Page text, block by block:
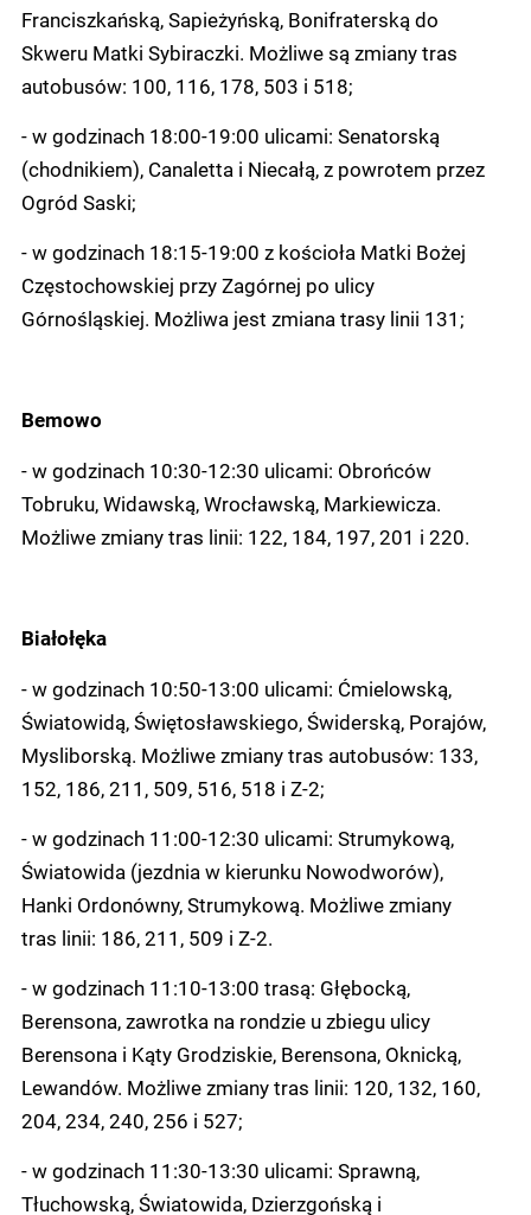
Franciszkańską, Sapieżyńską, Bonifraterską do
Skweru Matki Sybiraczki. Możliwe są zmiany tras
autobusów: 100, 116, 178, 503 i 518;
- w godzinach 18:00-19:00 ulicami: Senatorską
(chodnikiem), Canaletta i Niecałą, z powrotem przez
Ogród Saski;
- w godzinach 18:15-19:00 z kościoła Matki Bożej
Częstochowskiej przy Zagórnej po ulicy
Górnośląskiej. Możliwa jest zmiana trasy linii 131;
Bemowo
- w godzinach 10:30-12:30 ulicami: Obrońców
Tobruku, Widawską, Wrocławską, Markiewicza.
Możliwe zmiany tras linii: 122, 184, 197, 201 i 220.
Białołęka
- w godzinach 10:50-13:00 ulicami: Ćmielowską,
Światowidą, Świętosławskiego, Świderską, Porajów,
Mysliborską. Możliwe zmiany tras autobusów: 133,
152, 186, 211, 509, 516, 518 i Z-2;
- w godzinach 11:00-12:30 ulicami: Strumykową,
Światowida (jezdnia w kierunku Nowodworów),
Hanki Ordonówny, Strumykową. Możliwe zmiany
tras linii: 186, 211, 509 i Z-2.
- w godzinach 11:10-13:00 trasą: Głębocką,
Berensona, zawrotka na rondzie u zbiegu ulicy
Berensona i Kąty Grodziskie, Berensona, Oknicką,
Lewandów. Możliwe zmiany tras linii: 120, 132, 160,
204, 234, 240, 256 i 527;
- w godzinach 11:30-13:30 ulicami: Sprawną,
Tłuchowską, Światowida, Dzierzgońską i